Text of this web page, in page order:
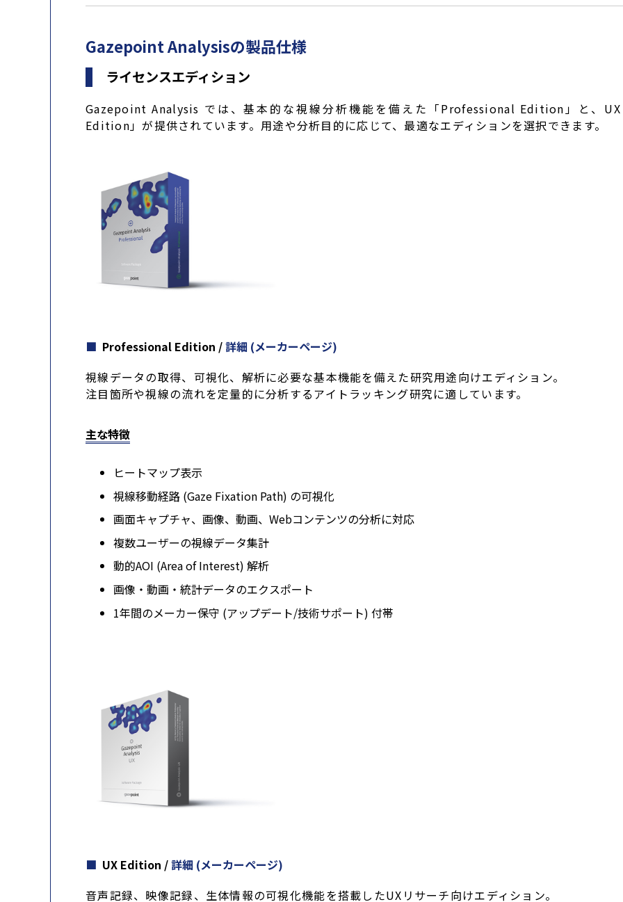
Gazepoint Analysisの製品仕様
ライセンスエディション
Gazepoint Analysis では、基本的な視線分析機能を備えた「Professional Edition」と、
Edition」が提供されています。用途や分析目的に応じて、最適なエディションを選択できます。
Professional Edition /詳細 (メーカーページ)
視線データの取得、可視化、解析に必要な基本機能を備えた研究用途向けエディション。
注目箇所や視線の流れを定量的に分析するアイトラッキング研究に適しています。
主な特徴
ヒートマップ表示
視線移動経路 (Gaze Fixation Path) の可視化
画面キャプチャ、画像、動画、Webコンテンツの分析に対応
複数ユーザーの視線データ集計
動的AOI (Area of Interest) 解析
画像・動画・統計データのエクスポート
1年間のメーカー保守 (アップデート/技術サポート) 付帯
UX Edition /詳細 (メーカーページ)
音声記録、映像記録、生体情報の可視化機能を搭載したUXリサーチ向けエディション。